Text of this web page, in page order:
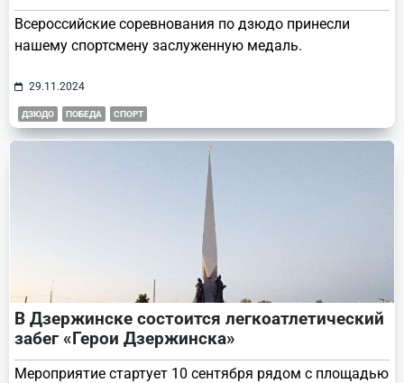
Всероссийские соревнования по дзюдо принесли
нашему спортсмену заслуженную медаль.
29.11.2024
ДЗЮДО ПОБЕДА СПОРТ
В Дзержинске состоится легкоатлетический
забег «Герои Дзержинска»
Мероприятие стартует 10 сентября рядом с площадью